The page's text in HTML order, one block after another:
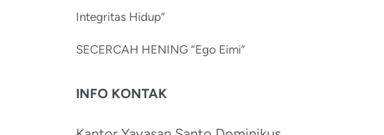
Integritas Hidup”
SECERCAH HENING “Ego Eimi”
INFO KONTAK